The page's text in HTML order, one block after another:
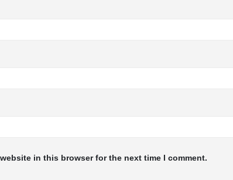
in this browser for the next time I comment.